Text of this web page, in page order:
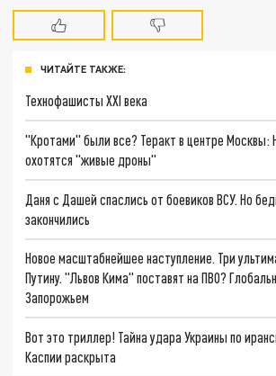
ЧИТАЙТЕ ТАКЖЕ:
Технофашисты XXI века
"Кротами" были все? Теракт в центре Москвы:
охотятся "живые дроны"
Даня с Дашей спаслись от боевиков ВСУ. Но
закончились
Новое масштабнейшее наступление. Три
Путину. "Львов Кима" поставят на ПВО?
Запорожьем
Вот это триллер! Тайна удара Украины по
Каспии раскрыта